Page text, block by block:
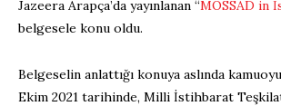
Jazeera Arapça’da yayınlanan “MOSSAD in
belgesele konu oldu.
Belgeselin anlattığı konuya aslında
Ekim 2021 tarihinde, Milli İstihbarat